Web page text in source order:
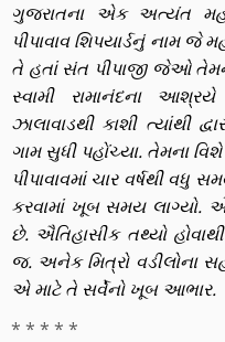
ગુજરાતના એક અત્યંત
પીપાવાવ શિપયાર્ડનું નામ જે
તે હતાં સંત પીપાજી જેઓ તેમના
સ્વામી રામાનંદના
ઝાલાવાડથી કાશી ત્યાંથી
ગામ સુધી પહોંચ્યા. તેમના
પીપાવાવમાં ચાર વર્ષથી
કરવામાં ખૂબ સમય લાગ્યો.
છે. ઐતિહાસીક તથ્યો
જ. અનેક મિત્રો વડીલોના
એ માટે તે સર્વેનો ખૂબ આભાર.
* * * * *